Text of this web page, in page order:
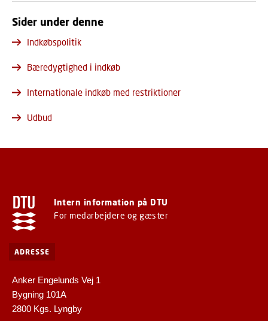
Sider under denne
Indkøbspolitik
Bæredygtighed i indkøb
Internationale indkøb med restriktioner
Udbud
Intern information på DTU
For medarbejdere og gæster
ADRESSE
Anker Engelunds Vej 1
Bygning 101A
2800 Kgs. Lyngby